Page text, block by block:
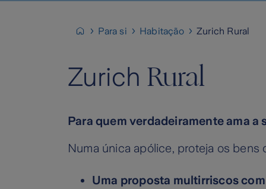
Para si Habitação Zurich Rural
Zurich Rural
Para quem verdadeiramente ama a
Numa única apólice, proteja os
Uma proposta multirriscos